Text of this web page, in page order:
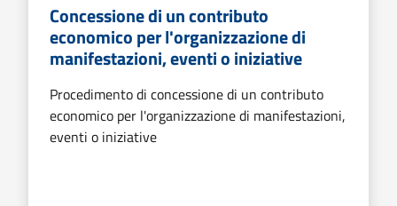
Concessione di un contributo
economico per l'organizzazione di
manifestazioni, eventi o iniziative
Procedimento di concessione di un contributo
economico per l'organizzazione di manifestazioni,
eventi o iniziative